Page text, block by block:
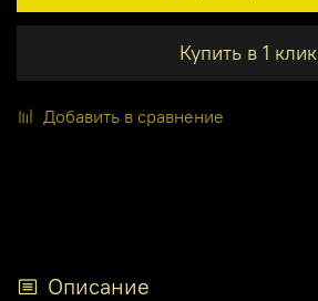
Купить в 1 клик
Добавить в сравнение
Описание